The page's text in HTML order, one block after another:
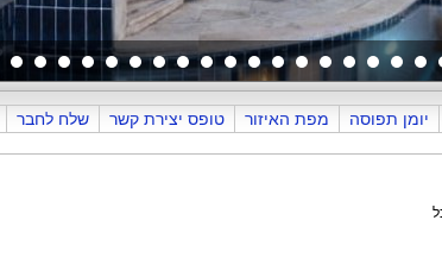
יומן תפוסה מפת האיזור טופס יצירת קשר שלח לחבר